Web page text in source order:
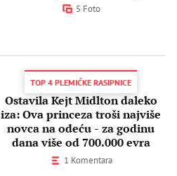
5 Foto
TOP 4 PLEMIĆKE RASIPNICE
Ostavila Kejt Midlton daleko
iza: Ova princeza troši najviše
novca na odeću - za godinu
dana više od 700.000 evra
1 Komentara